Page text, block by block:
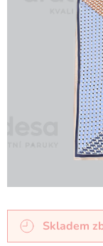
Skladem